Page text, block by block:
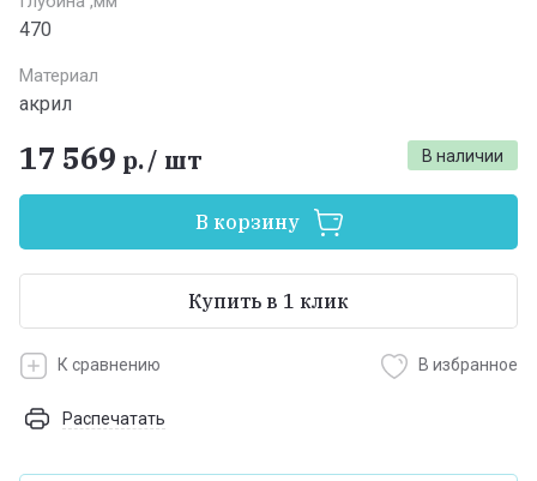
470
Материал
акрил
В наличии
17 569 р./ шт
В корзину
Купить в 1 клик
К сравнению В избранное
Распечатать